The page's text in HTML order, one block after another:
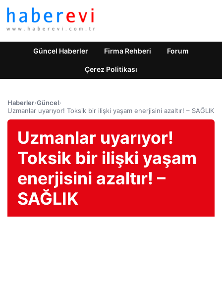
Güncel Haberler Firma Rehberi Forum
Çerez Politikası
Haberler›Güncel›
Uzmanlar uyarıyor! Toksik bir ilişki yaşam enerjisini azaltır! – SAĞLIK
Uzmanlar uyarıyor!
Toksik bir ilişki yaşam
enerjisini azaltır! –
SAĞLIK